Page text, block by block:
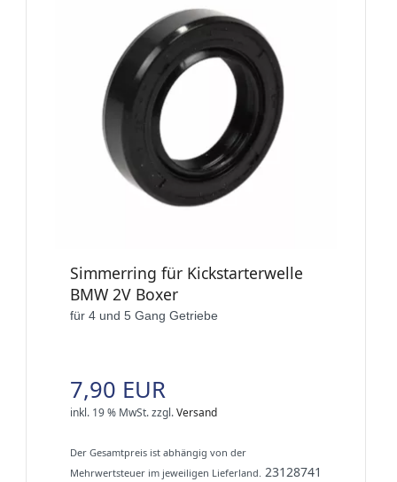
Simmerring für Kickstarterwelle
BMW 2V Boxer
für 4 und 5 Gang Getriebe
7,90 EUR
inkl. 19 % MwSt.zzgl.Versand
Der Gesamtpreis ist abhängig von der
Mehrwertsteuer im jeweiligen Lieferland. 23128741